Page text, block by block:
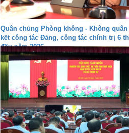
Quân chủng Phòng không - Không
kết công tác Đảng, công tác chính trị 6
đầu năm 2026